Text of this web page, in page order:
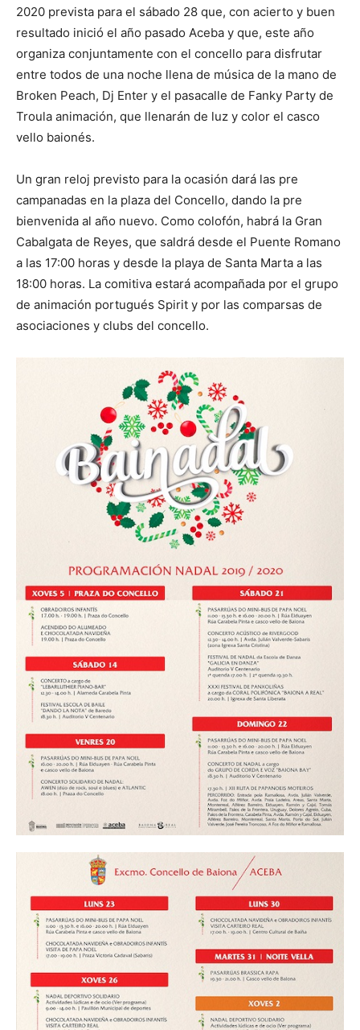
2020 prevista para el sábado 28 que, con acierto y buen
resultado inició el año pasado Aceba y que, este año
organiza conjuntamente con el concello para disfrutar
entre todos de una noche llena de música de la mano de
Broken Peach, Dj Enter y el pasacalle de Fanky Party de
Troula animación, que llenarán de luz y color el casco
vello baionés.
Un gran reloj previsto para la ocasión dará las pre
campanadas en la plaza del Concello, dando la pre
bienvenida al año nuevo. Como colofón, habrá la Gran
Cabalgata de Reyes, que saldrá desde el Puente Romano
a las 17:00 horas y desde la playa de Santa Marta a las
18:00 horas. La comitiva estará acompañada por el grupo
de animación portugués Spirit y por las comparsas de
asociaciones y clubs del concello.